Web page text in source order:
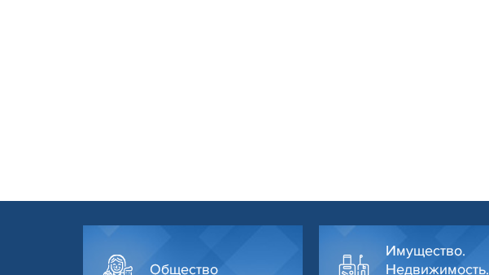
Общество
Имущество.
Недвижимость.